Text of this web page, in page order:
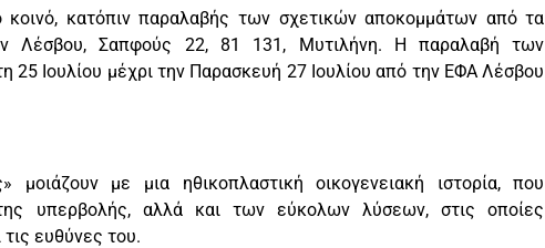
κοινό, κατόπιν παραλαβής των σχετικών αποκομμάτων από τα
Λέσβου, Σαπφούς 22, 81 131, Μυτιλήνη. Η παραλαβή των
25 Ιουλίου μέχρι την Παρασκευή 27 Ιουλίου από την ΕΦΑ Λέσβου
με μια ηθικοπλαστική οικογενειακή ιστορία, που
υπερβολής, αλλά και των εύκολων λύσεων, στις οποίες
ευθύνες του.